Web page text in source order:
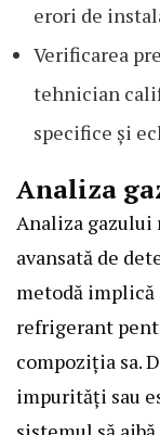
erori de
Verificarea
tehnician
specifice și
Analiza
Analiza gazului
avansată de
metodă
refrigerant
compoziția sa.
impurități sau